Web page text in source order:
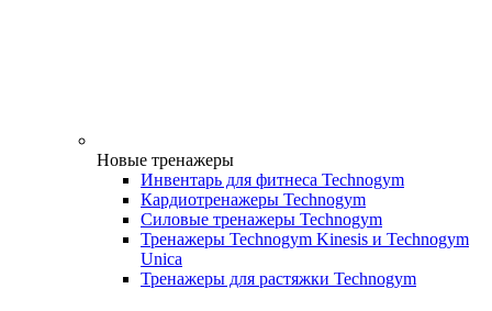
Новые тренажеры
Инвентарь для фитнеса Technogym
Кардиотренажеры Technogym
Силовые тренажеры Technogym
Тренажеры Technogym Kinesis и Technogym
Unica
Тренажеры для растяжки Technogym